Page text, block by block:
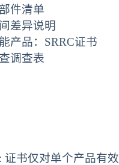
件清单
差异说明
产品：SRRC证书
调查表
证书仅对单个产品有效